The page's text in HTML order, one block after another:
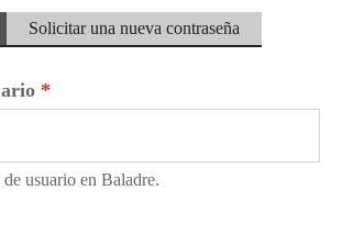
Solicitar una nueva contraseña
*
usuario en Baladre.